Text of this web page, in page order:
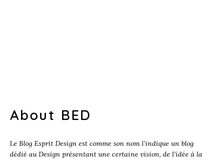
About BED
Le Blog Esprit Design est comme son nom l’indique un blog
dédié au Design présentant une certaine vision, de l’idée à la